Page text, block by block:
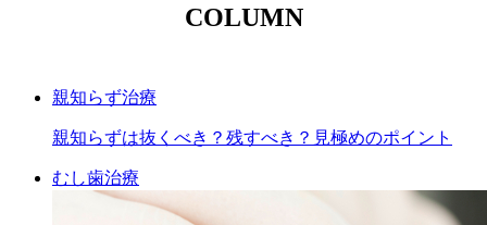
COLUMN
親知らず治療
親知らずは抜くべき？残すべき？見極めのポイント
むし歯治療